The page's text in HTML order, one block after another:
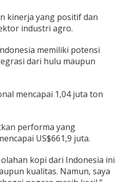
kinerja yang positif dan
industri agro.
memiliki potensi
dari hulu maupun
mencapai 1,04 juta ton
performa yang
US$661,9 juta.
kopi dari Indonesia ini
kualitas. Namun, saya